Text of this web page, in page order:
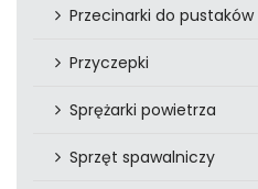
Przecinarki do pustaków
Przyczepki
Sprężarki powietrza
Sprzęt spawalniczy